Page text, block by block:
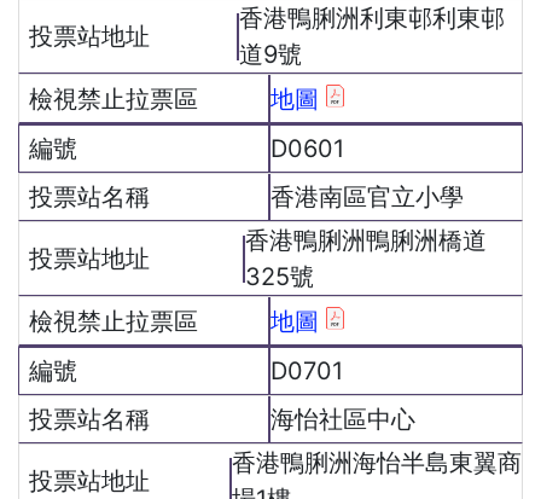
香港鴨脷洲利東邨利東邨
道9號
地圖
D0601
香港南區官立小學
香港鴨脷洲鴨脷洲橋道
325號
地圖
D0701
海怡社區中心
香港鴨脷洲海怡半島東翼商